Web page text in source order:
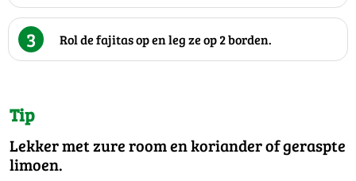
3 Rol de fajitas op en leg ze op 2 borden.
Tip
Lekker met zure room en koriander of geraspte
limoen.